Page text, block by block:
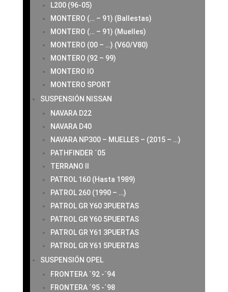
L200 (96-05)
MONTERO (… – 91) (Ballestas)
MONTERO (… – 91) (Muelles)
MONTERO (00 – …) (V60/V80)
MONTERO (92 – 99)
MONTERO IO
MONTERO SPORT
SUSPENSIÓN NISSAN
NAVARA D22
NAVARA D40
NAVARA NP300 – MUELLES – (2015 – …)
PATHFINDER ´05
TERRANO II
PATROL 160 (Hasta 1989)
PATROL 260 (1990 – …)
PATROL GR Y60 3PUERTAS
PATROL GR Y60 5PUERTAS
PATROL GR Y61 3PUERTAS
PATROL GR Y61 5PUERTAS
SUSPENSIÓN OPEL
FRONTERA ´92 -´94
FRONTERA ´95 -´98